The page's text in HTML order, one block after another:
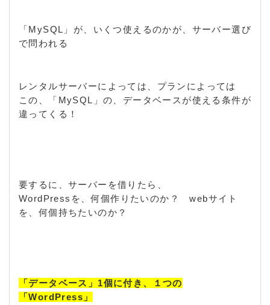
「MySQL」が、いくつ使えるのかが、サーバー選び
で問われる
レンタルサーバーによっては、プランによっては
この、「MySQL」の、データベースが使える条件が
違ってくる！
要するに、サーバーを借りたら、
WordPressを、何個作りたいのか？ webサイト
を、何個持ちたいのか？
「データベース」1個に付き、１つの
「WordPress」